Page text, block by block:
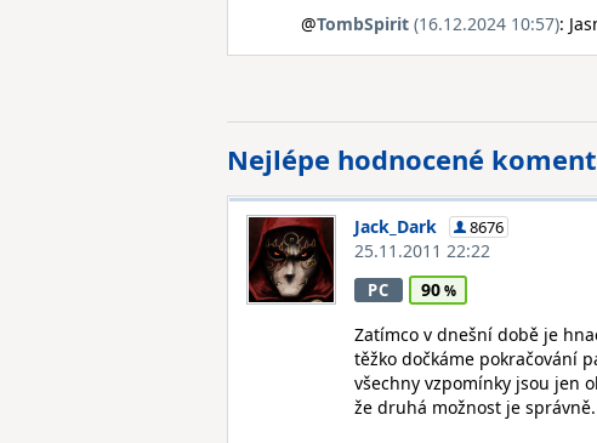
@TombSpirit (16.12.2024 10:57):
Nejlépe hodnocené
Jack_Dark 8676
25.11.2011 22:22
PC
90
Zatímco v dnešní době je
těžko dočkáme pokračování
všechny vzpomínky jsou jen
že druhá možnost je správně.